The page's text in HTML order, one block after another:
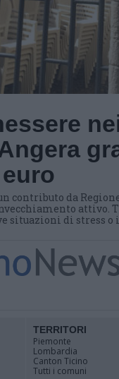
contributo da
attivo.
situazioni di stress o
TERRITORI
Piemonte
Lombardia
Canton Ticino
Tutti i comuni